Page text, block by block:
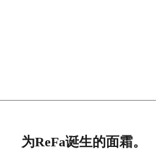
为ReFa诞生的面霜。